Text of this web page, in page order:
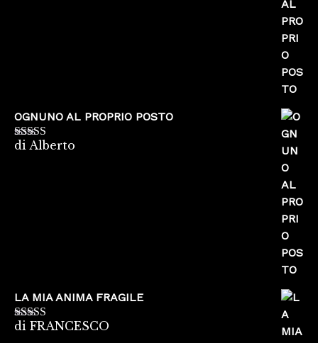
OGNUNO AL PROPRIO POSTO
Valutato5su
di Alberto
LA MIA ANIMA FRAGILE
Valutato5su
di FRANCESCO